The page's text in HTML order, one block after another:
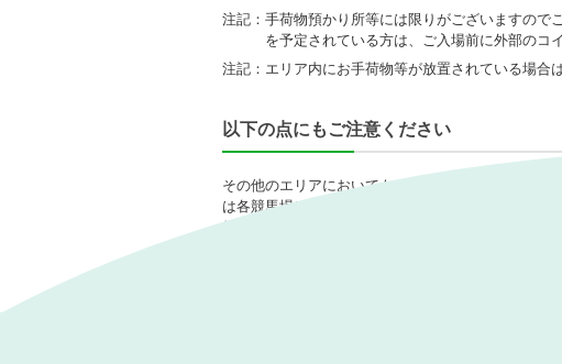
注記： 手荷物預かり所等には限りがございますので
を予定されている方は、ご入場前に外部のコ
注記： エリア内にお手荷物等が放置されている場合
以下の点にもご注意ください
その他のエリアにおいても、場所取りはお断りして
は各競馬場にお問い合わせください。）
特にコース前の観戦エリアやパドックにおいては、